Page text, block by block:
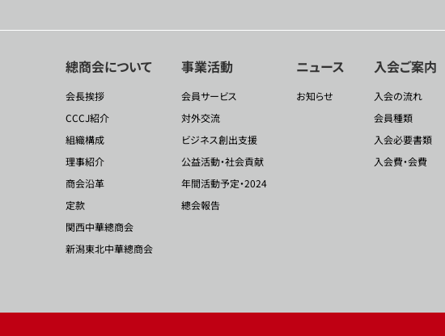
總商会について
会長挨拶
CCCJ紹介
組織構成
理事紹介
商会沿革
定款
関西中華總商会
新潟東北中華總商会
事業活動
会員サービス
対外交流
ビジネス創出支援
公益活動・社会貢献
年間活動予定・2024
總会報告
ニュース
お知らせ
入会ご案内
入会の流れ
会員種類
入会必要書類
入会費・会費